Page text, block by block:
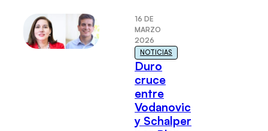
16 DE
MARZO
2026
NOTICIAS
Duro
cruce
entre
Vodanovic
y Schalper